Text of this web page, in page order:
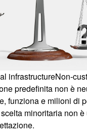
infrastructureNon-
predefinita non è
funziona e milioni di
minoritaria non